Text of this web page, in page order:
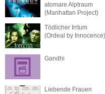
atomare Alptraum
(Manhattan Project)
Tödlicher Irrtum
(Ordeal by Innocence)
Gandhi
Liebende Frauen